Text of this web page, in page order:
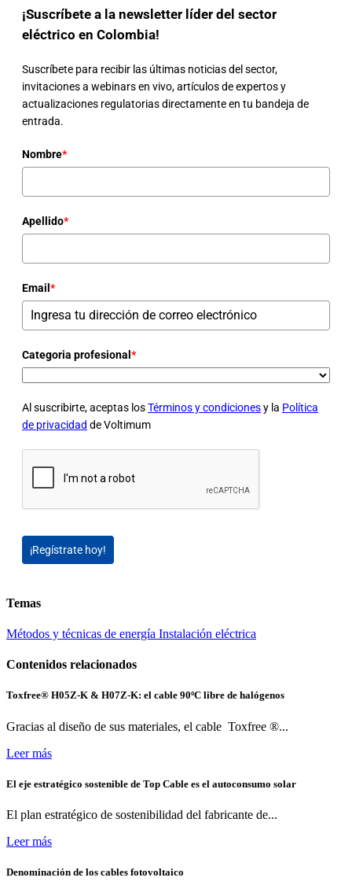
¡Suscríbete a la newsletter líder del sector
eléctrico en Colombia!
Suscríbete para recibir las últimas noticias del sector,
invitaciones a webinars en vivo, artículos de expertos y
actualizaciones regulatorias directamente en tu bandeja de
entrada.
Nombre*
Apellido*
Email*
Categoria profesional*
Al suscribirte, aceptas losTérminos y condicionesy la Política
de privacidad de Voltimum
¡Regístrate hoy!
Temas
Métodos y técnicas de energía Instalación eléctrica
Contenidos relacionados
Toxfree® H05Z-K & H07Z-K: el cable 90ºC libre de halógenos
Gracias al diseño de sus materiales, el cable Toxfree ®...
Leer más
El eje estratégico sostenible de Top Cable es el autoconsumo solar
El plan estratégico de sostenibilidad del fabricante de...
Leer más
Denominación de los cables fotovoltaico